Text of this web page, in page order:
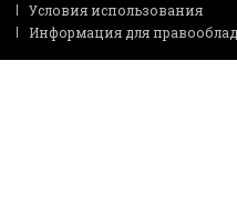
Условия использования
Информация для